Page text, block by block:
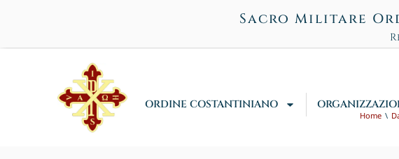
Sacro Militare
ORDINE COSTANTINIANO
Home